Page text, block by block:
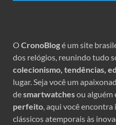
O CronoBlogé um site
dos relógios, reunindo tudo
colecionismo, tendências,
lugar. Seja você um
desmartwatchesou alguém
perfeito, aqui você
clássicos atemporais às